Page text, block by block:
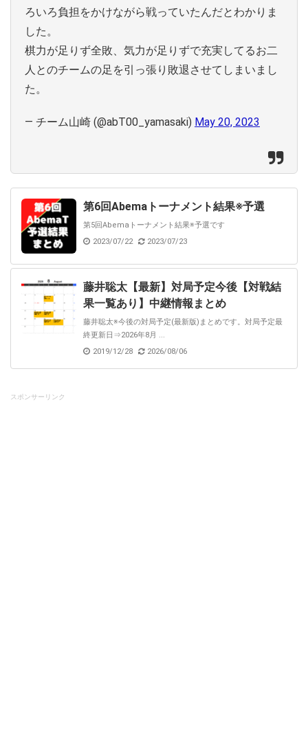
ろいろ負担をかけながら戦っていたんだとわかりま
した。
棋力が足りず全敗、気力が足りずで充実してるお二
人とのチームの足を引っ張り敗退させてしまいまし
た。
— チーム山崎 (@abT00_yamasaki) May 20, 2023
第6回Abemaトーナメント結果※予選
第5回Abemaトーナメント結果※予選です
2023/07/22
2023/07/23
藤井聡太【最新】対局予定今後【対戦結
果一覧あり】中継情報まとめ
藤井聡太※今後の対局予定(最新版)まとめです。対局予定最
終更新日⇒2026年8月 ...
2019/12/28
2026/08/06
スポンサーリンク